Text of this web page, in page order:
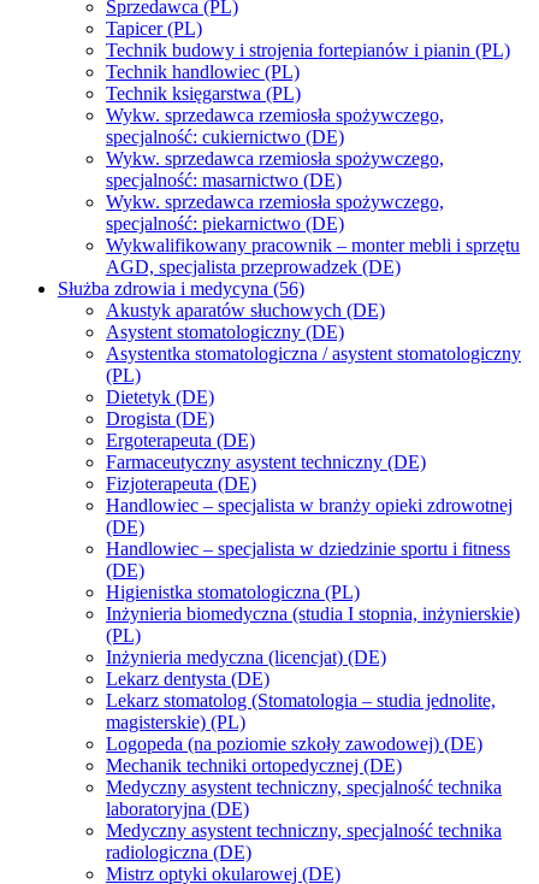
Sprzedawca (PL)
Tapicer (PL)
Technik budowy i strojenia fortepianów i pianin (PL)
Technik handlowiec (PL)
Technik księgarstwa (PL)
Wykw. sprzedawca rzemiosła spożywczego,
specjalność: cukiernictwo (DE)
Wykw. sprzedawca rzemiosła spożywczego,
specjalność: masarnictwo (DE)
Wykw. sprzedawca rzemiosła spożywczego,
specjalność: piekarnictwo (DE)
Wykwalifikowany pracownik – monter mebli i sprzętu
AGD, specjalista przeprowadzek (DE)
Służba zdrowia i medycyna (56)
Akustyk aparatów słuchowych (DE)
Asystent stomatologiczny (DE)
Asystentka stomatologiczna / asystent stomatologiczny
(PL)
Dietetyk (DE)
Drogista (DE)
Ergoterapeuta (DE)
Farmaceutyczny asystent techniczny (DE)
Fizjoterapeuta (DE)
Handlowiec – specjalista w branży opieki zdrowotnej
(DE)
Handlowiec – specjalista w dziedzinie sportu i fitness
(DE)
Higienistka stomatologiczna (PL)
Inżynieria biomedyczna (studia I stopnia, inżynierskie)
(PL)
Inżynieria medyczna (licencjat) (DE)
Lekarz dentysta (DE)
Lekarz stomatolog (Stomatologia – studia jednolite,
magisterskie) (PL)
Logopeda (na poziomie szkoły zawodowej) (DE)
Mechanik techniki ortopedycznej (DE)
Medyczny asystent techniczny, specjalność technika
laboratoryjna (DE)
Medyczny asystent techniczny, specjalność technika
radiologiczna (DE)
Mistrz optyki okularowej (DE)